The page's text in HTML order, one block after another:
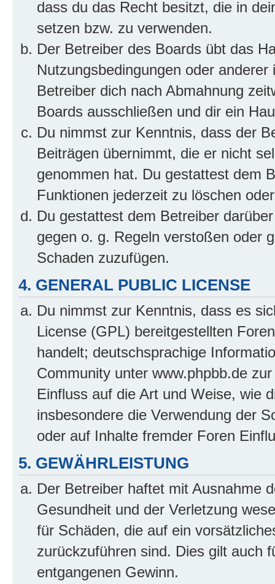
dass du das Recht besitzt, die in
setzen bzw. zu verwenden.
Der Betreiber des Boards übt das
Nutzungsbedingungen oder
Betreiber dich nach Abmahnung
Boards ausschließen und dir ein
Du nimmst zur Kenntnis, dass der
Beiträgen übernimmt, die er nicht
genommen hat. Du gestattest dem
Funktionen jederzeit zu löschen
Du gestattest dem Betreiber
gegen o. g. Regeln verstoßen oder
Schaden zuzufügen.
4. GENERAL PUBLIC LICENSE
Du nimmst zur Kenntnis, dass es
License (GPL) bereitgestellten
handelt; deutschsprachige
Community unter www.phpbb.de
Einfluss auf die Art und Weise, wie
insbesondere die Verwendung der
oder auf Inhalte fremder Foren
5. GEWÄHRLEISTUNG
Der Betreiber haftet mit Ausnahme
Gesundheit und der Verletzung
für Schäden, die auf ein
zurückzuführen sind. Dies gilt auch
entgangenen Gewinn.